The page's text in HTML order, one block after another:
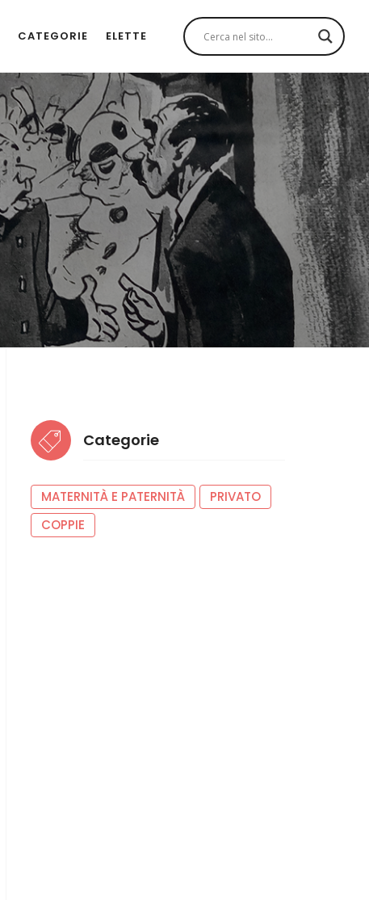
CATEGORIE ELETTE
Categorie
MATERNITÀ E PATERNITÀ
PRIVATO
COPPIE